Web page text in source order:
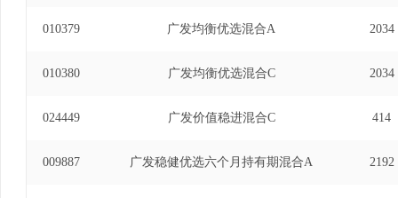
010379 广发均衡优选混合A 2034
010380 广发均衡优选混合C 2034
024449 广发价值稳进混合C 414
009887 广发稳健优选六个月持有期混合A 2192